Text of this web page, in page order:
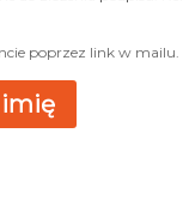
poprzez link w mailu.
imię